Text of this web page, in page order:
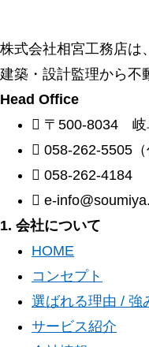
株式会社相宮工務店は、
建築・設計監理から不
Head Office
〒500-8034 岐
058-262-5505（
058-262-4184
e-
1. 会社について
HOME
コンセプト
選ばれる理由 / 強
サービス紹介